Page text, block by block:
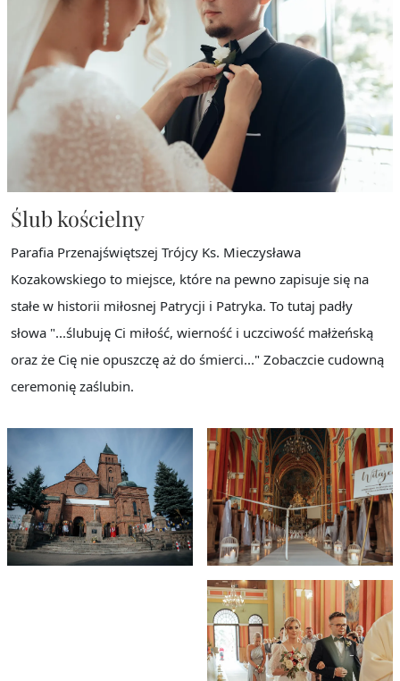
Ślub kościelny
Parafia Przenajświętszej Trójcy Ks. Mieczysława
Kozakowskiego to miejsce, które na pewno zapisuje się na
stałe w historii miłosnej Patrycji i Patryka. To tutaj padły
słowa "...ślubuję Ci miłość, wierność i uczciwość małżeńską
oraz że Cię nie opuszczę aż do śmierci..." Zobaczcie cudowną
ceremonię zaślubin.